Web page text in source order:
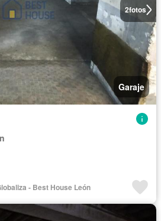
2fotos
Garaje
- Best House León